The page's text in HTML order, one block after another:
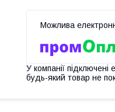
У компанії
будь-який товар не